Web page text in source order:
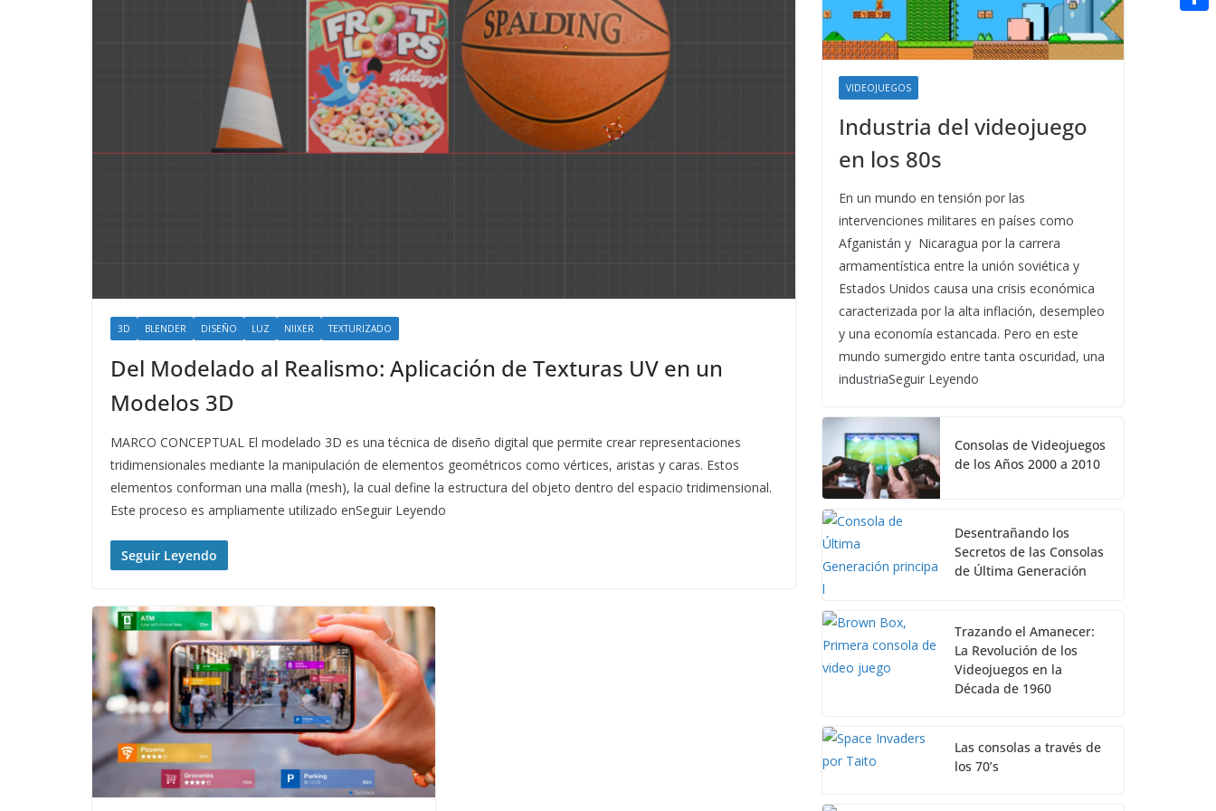
3D BLENDER DISEÑO LUZ NIIXER TEXTURIZADO
Del Modelado al Realismo: Aplicación de Texturas UV en un
Modelos 3D
MARCO CONCEPTUAL El modelado 3D es una técnica de diseño digital que permite crear representaciones
tridimensionales mediante la manipulación de elementos geométricos como vértices, aristas y caras. Estos
elementos conforman una malla (mesh), la cual define la estructura del objeto dentro del espacio tridimensional.
Este proceso es ampliamente utilizado enSeguir Leyendo
Seguir Leyendo
VIDEOJUEGOS
Industria del videojuego
en los 80s
En un mundo en tensión por las
intervenciones militares en países como
Afganistán y Nicaragua por la carrera
armamentística entre la unión soviética y
Estados Unidos causa una crisis económica
caracterizada por la alta inflación, desempleo
y una economía estancada. Pero en este
mundo sumergido entre tanta oscuridad, una
industriaSeguir Leyendo
Consolas de Videojuegos
de los Años 2000 a 2010
Desentrañando los
Secretos de las Consolas
de Última Generación
Trazando el Amanecer:
La Revolución de los
Videojuegos en la
Década de 1960
Las consolas a través de
los 70’s
n
a